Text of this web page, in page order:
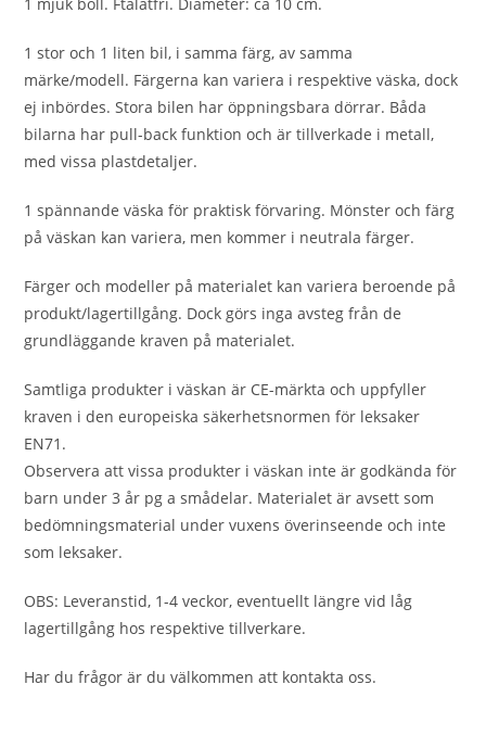
1 stor och 1 liten bil, i samma färg, av samma
märke/modell. Färgerna kan variera i respektive väska, dock
ej inbördes. Stora bilen har öppningsbara dörrar. Båda
bilarna har pull-back funktion och är tillverkade i metall,
med vissa plastdetaljer.
1 spännande väska för praktisk förvaring. Mönster och färg
på väskan kan variera, men kommer i neutrala färger.
Färger och modeller på materialet kan variera beroende på
produkt/lagertillgång. Dock görs inga avsteg från de
grundläggande kraven på materialet.
Samtliga produkter i väskan är CE-märkta och uppfyller
kraven i den europeiska säkerhetsnormen för leksaker
EN71.
Observera att vissa produkter i väskan inte är godkända för
barn under 3 år pg a smådelar. Materialet är avsett som
bedömningsmaterial under vuxens överinseende och inte
som leksaker.
OBS: Leveranstid, 1-4 veckor, eventuellt längre vid låg
lagertillgång hos respektive tillverkare.
Har du frågor är du välkommen att kontakta oss.